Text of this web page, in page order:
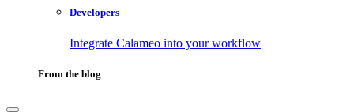
Developers
Integrate Calameo into your workflow
From the blog